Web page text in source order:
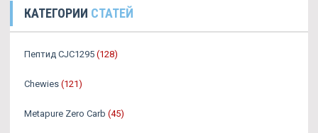
КАТЕГОРИИ СТАТЕЙ
Пептид CJC1295 (128)
Chewies (121)
Metapure Zero Carb (45)